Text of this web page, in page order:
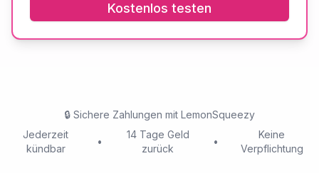
Kostenlos testen
🔒 Sichere Zahlungen mit LemonSqueezy
Jederzeit
kündbar
•
14 Tage Geld
zurück
•
Keine
Verpflichtung